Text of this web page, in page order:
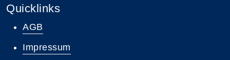
Quicklinks
AGB
Impressum